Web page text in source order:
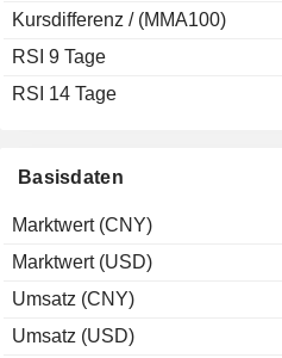
Basisdaten
Marktwert (CNY)
Marktwert (USD)
Umsatz (CNY)
Umsatz (USD)
Kursdifferenz / (MMA100)
RSI 9 Tage
RSI 14 Tage